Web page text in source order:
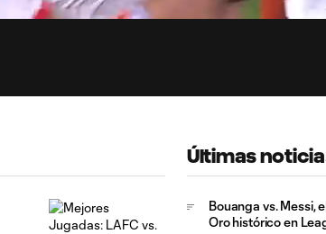
Últimas
Bouanga vs. Messi,
Oro histórico en